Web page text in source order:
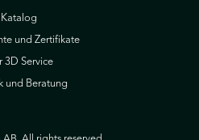
Katalog
und Zertifikate
3D Service
und Beratung